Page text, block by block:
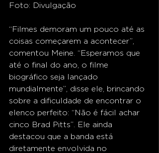
Foto: Divulgação
“Filmes demoram um pouco até as
coisas começarem a acontecer”,
comentou Meine. “Esperamos que
até o final do ano, o filme
biográfico seja lançado
mundialmente”, disse ele, brincando
sobre a dificuldade de encontrar o
elenco perfeito: “Não é fácil achar
cinco Brad Pitts”. Ele ainda
destacou que a banda está
diretamente envolvida no